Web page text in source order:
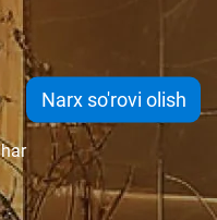
Narx so'rovi olish